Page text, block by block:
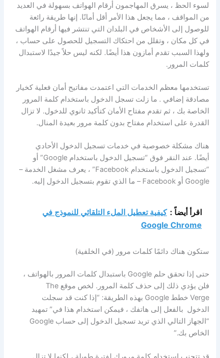
لسوء الحظ ، يسرق المهاجمون أرقام الهواتف بسهولة في العديد
من المواقف ، مما يجعل هذا الأمر أقل أمانًا. إنها طريقة رائعة
للوصول إلى الأشخاص في البلدان التي تنتشر فيها أرقام الهواتف
في كل مكان ، وتقلل من احتكاك التسجيل للحصول على حساب ،
ولهذا السبب تقدم أمازون هذا أيضًا. لكنه ليس حلاً جيدًا لاستبدال
كلمات المرور.
تستخدمها معظم الخدمات التي اعتمدت مفاتيح أمان فعلية كخيار
مصادقة إضافي . ما زلت تسجل الدخول باستخدام كلمة المرور
الخاصة بك ، ثم تقدم مفتاح الأمان كتأكيد ثانوي للدخول. لا تزال
القدرة على استخدام مفتاح بدون كلمة مرور بعيدة المنال.
هناك مشكلة خصوصية في خدمات تسجيل الدخول الأحادي
أيضًا. عند النقر فوق “تسجيل الدخول باستخدام Google” أو
“تسجيل الدخول باستخدام Facebook” ، يعرف مشغل الخدمة –
Google أو Facebook – ما الذي تقوم بتسجيل الدخول إليه.
اقرأ أيضاً : كيفية تعطيل الملء التلقائي للنموذج في
Google Chrome
ستكون هناك دائمًا كلمات مرور (في الخلفية)
حتى إذا تحقق حلم Google باستبدال كلمات المرور بالهواتف ،
فلن يؤدي ذلك إلى حذف كلمة المرور. لخص موقع The
Verge خطط Google بهذه الطريقة: “إذا كنت قد سجلت
الدخول بالفعل إلى هاتفك ، فيمكن استخدام هذا في” تمهيد
“الجهاز التالي الذي تريد تسجيل الدخول إلى حساب Google
الخاص بك.”